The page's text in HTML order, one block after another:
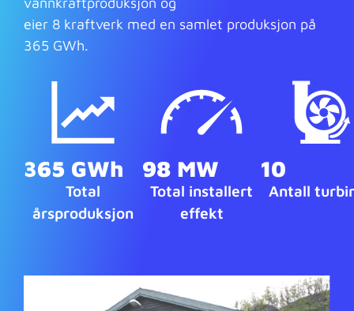
eier 8 kraftverk med en samlet produksjon på
365 GWh.
365 GWh
Total
årsproduksjon
98 MW
Total installert
effekt
10
Antall